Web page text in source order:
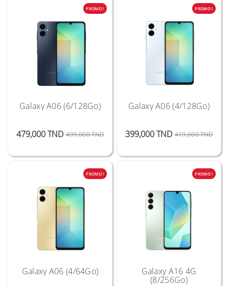
PROMO !
Galaxy A06 (6/128Go)
479,000 TND 499,000 TNDPrix Public
Prix
PROMO !
Galaxy A06 (4/128Go)
399,000 TND 419,000 TNDPrix
Prix
PROMO !
Galaxy A06 (4/64Go)
PROMO !
Galaxy A16 4G
(8/256Go)